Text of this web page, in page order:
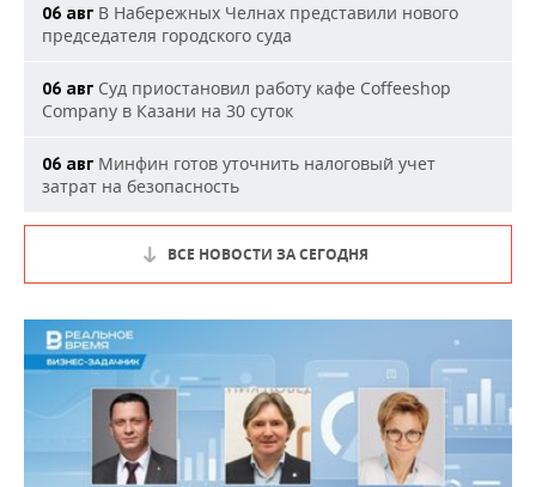
06 авг В Набережных Челнах представили нового
председателя городского суда
06 авг Суд приостановил работу кафе Coffeeshop
Company в Казани на 30 суток
06 авг Минфин готов уточнить налоговый учет
затрат на безопасность
ВСЕ НОВОСТИ ЗА СЕГОДНЯ